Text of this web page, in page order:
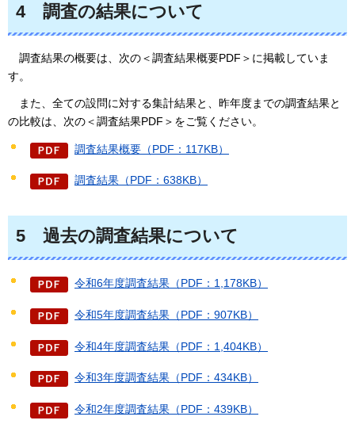
4 調査の結果について
調査結果の概要は、 次の＜調査結果概要PDF＞に掲載していま
す。
また、 全ての設問に対する集計結果と、昨年度までの調査結果と
の比較は、次の＜調査結果PDF＞をご覧ください。
調査結果概要（PDF：117KB）
調査結果（PDF：638KB）
5 過去の調査結果について
令和6年度調査結果（PDF：1,178KB）
令和5年度調査結果（PDF：907KB）
令和4年度調査結果（PDF：1,404KB）
令和3年度調査結果（PDF：434KB）
令和2年度調査結果（PDF：439KB）